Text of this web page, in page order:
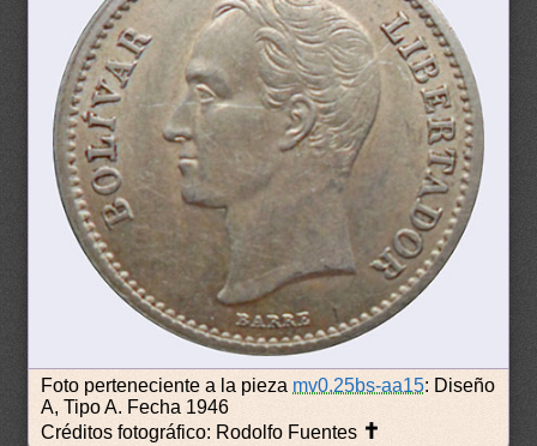
Foto perteneciente a la pieza mv0.25bs-aa15: Diseño
A, Tipo A. Fecha 1946
Créditos fotográfico: Rodolfo Fuentes ✝